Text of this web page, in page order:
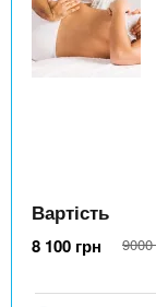
Вартість
8 100 грн 9000